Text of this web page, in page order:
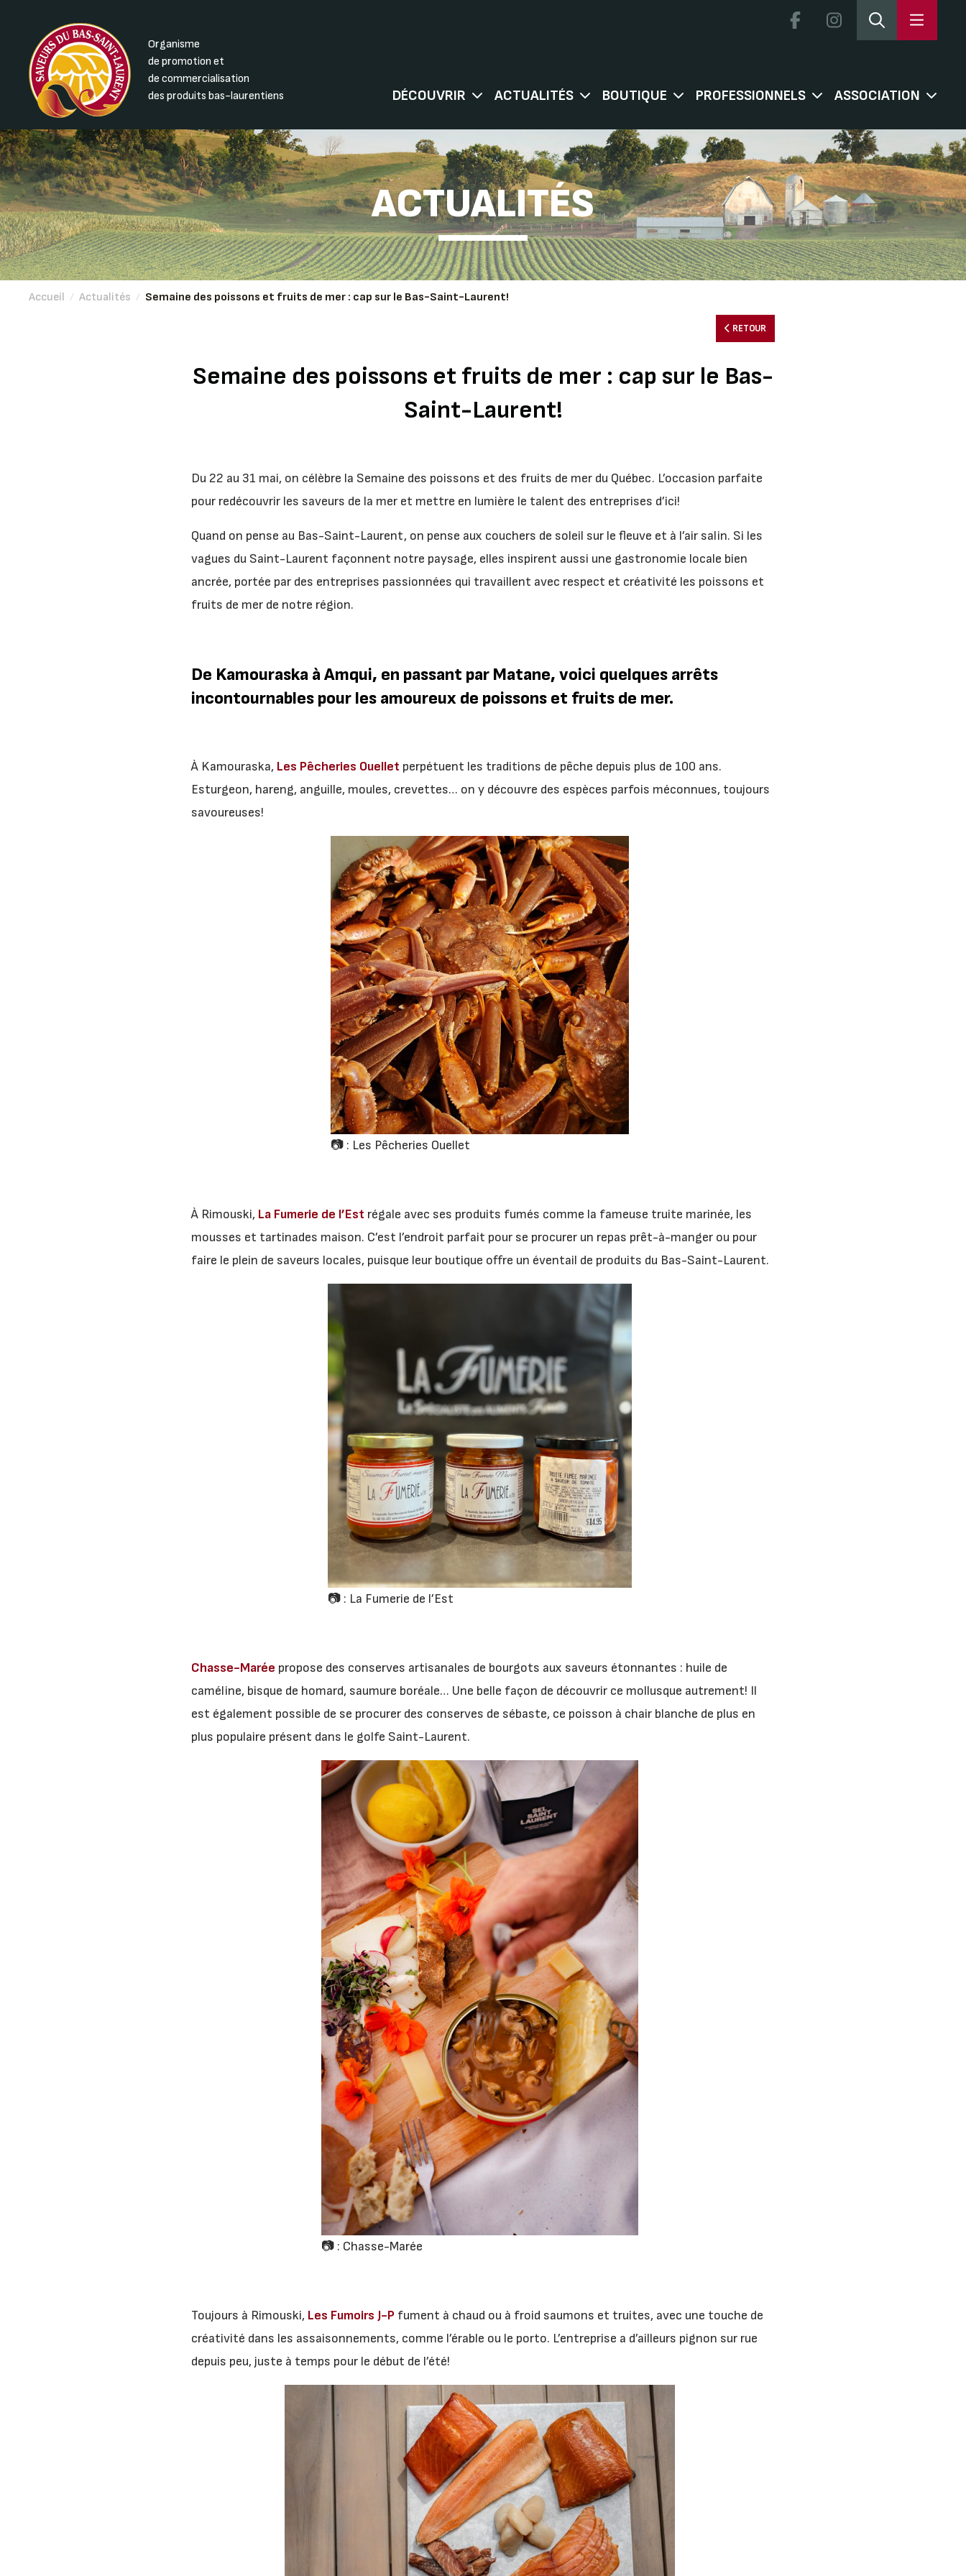
Organisme
de promotion et
de commercialisation
des produits bas-laurentiens
DÉCOUVRIR ACTUALITÉS BOUTIQUE PROFESSIONNELS ASSOCIATION
ACTUALITÉS
Accueil / Actualités / Semaine des poissons et fruits de mer : cap sur le Bas-Saint-Laurent!
RETOUR
Semaine des poissons et fruits de mer : cap sur le Bas-
Saint-Laurent!
Du 22 au 31 mai, on célèbre la Semaine des poissons et des fruits de mer du Québec. L’occasion parfaite
pour redécouvrir les saveurs de la mer et mettre en lumière le talent des entreprises d’ici!
Quand on pense au Bas-Saint-Laurent, on pense aux couchers de soleil sur le fleuve et à l’air salin. Si les
vagues du Saint-Laurent façonnent notre paysage, elles inspirent aussi une gastronomie locale bien
ancrée, portée par des entreprises passionnées qui travaillent avec respect et créativité les poissons et
fruits de mer de notre région.
De Kamouraska à Amqui, en passant par Matane, voici quelques arrêts
incontournables pour les amoureux de poissons et fruits de mer.
À Kamouraska, Les Pêcheries Ouellet perpétuent les traditions de pêche depuis plus de 100 ans.
Esturgeon, hareng, anguille, moules, crevettes… on y découvre des espèces parfois méconnues, toujours
savoureuses!
📷 : Les Pêcheries Ouellet
À Rimouski, La Fumerie de l’Est régale avec ses produits fumés comme la fameuse truite marinée, les
mousses et tartinades maison. C’est l’endroit parfait pour se procurer un repas prêt-à-manger ou pour
faire le plein de saveurs locales, puisque leur boutique offre un éventail de produits du Bas-Saint-Laurent.
📷 : La Fumerie de l’Est
Chasse-Marée propose des conserves artisanales de bourgots aux saveurs étonnantes : huile de
caméline, bisque de homard, saumure boréale… Une belle façon de découvrir ce mollusque autrement! Il
est également possible de se procurer des conserves de sébaste, ce poisson à chair blanche de plus en
plus populaire présent dans le golfe Saint-Laurent.
📷 : Chasse-Marée
Toujours à Rimouski, Les Fumoirs J-P fument à chaud ou à froid saumons et truites, avec une touche de
créativité dans les assaisonnements, comme l’érable ou le porto. L’entreprise a d’ailleurs pignon sur rue
depuis peu, juste à temps pour le début de l’été!